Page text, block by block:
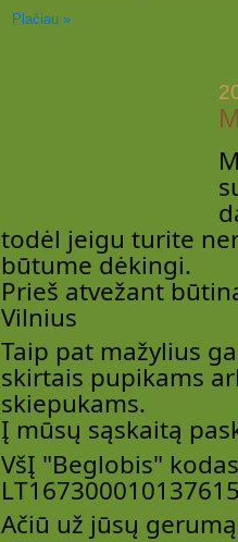
Plačiau »
todėl jeigu turite
būtume dėkingi.
Prieš atvežant
Vilnius
Taip pat mažylius
skirtais pupikams
skiepukams.
Į mūsų sąskaitą
VšĮ "Beglobis"
Ačiū už jūsų